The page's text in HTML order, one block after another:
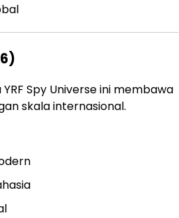
Spy Universe ini membawa
skala internasional.